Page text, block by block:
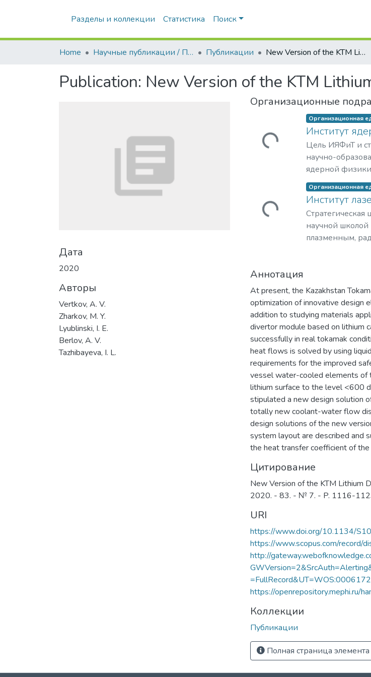
Разделы и коллекции Статистика Поиск
Home Научные публикации / Препринты Публикации New Version of the KTM Lithium Divertor
Publication: New Version of the KTM
Дата
2020
Авторы
Vertkov, A. V.
Zharkov, M. Y.
Lyublinski, I. E.
Berlov, A. V.
Tazhibayeva, I. L.
Организационные
Загружается...
Организационная
Институт
Цель ИЯФиТ и
научно-
ядерной
астрофизики и
Загружается...
Организационная
Институт
Стратегическая
научной
плазменным,
Аннотация
At present, the Kazakhstan
optimization of innovative design
addition to studying materials
divertor module based on lithium
successfully in real tokamak
heat flows is solved by using
requirements for the improved
vessel water-cooled elements of
lithium surface to the level <600
stipulated a new design solution
totally new coolant-water flow
design solutions of the new
system layout are described and
the heat transfer coefficient of
Цитирование
New Version of the KTM Lithium
2020. - 83. - № 7. - P. 1116-
URI
https://www.doi.org/10.1134/
https://www.scopus.com/record/
http://
https://openrepository.mephi.ru/
Коллекции
Публикации
Полная страница элемента